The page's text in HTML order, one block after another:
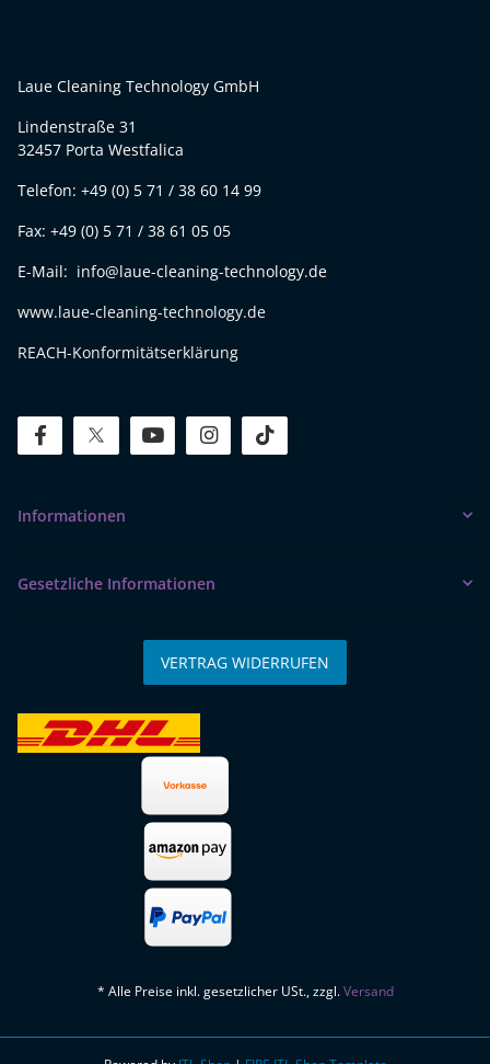
Laue Cleaning Technology GmbH
Lindenstraße 31
32457 Porta Westfalica
Telefon: +49 (0) 5 71 / 38 60 14 99
Fax: +49 (0) 5 71 / 38 61 05 05
E-Mail: info@laue-cleaning-technology.de
www.laue-cleaning-technology.de
REACH-Konformitätserklärung
facebooktwitteryoutube instagram
Informationen
Gesetzliche Informationen
VERTRAG WIDERRUFEN
* Alle Preise inkl. gesetzlicher USt., zzgl.Versand